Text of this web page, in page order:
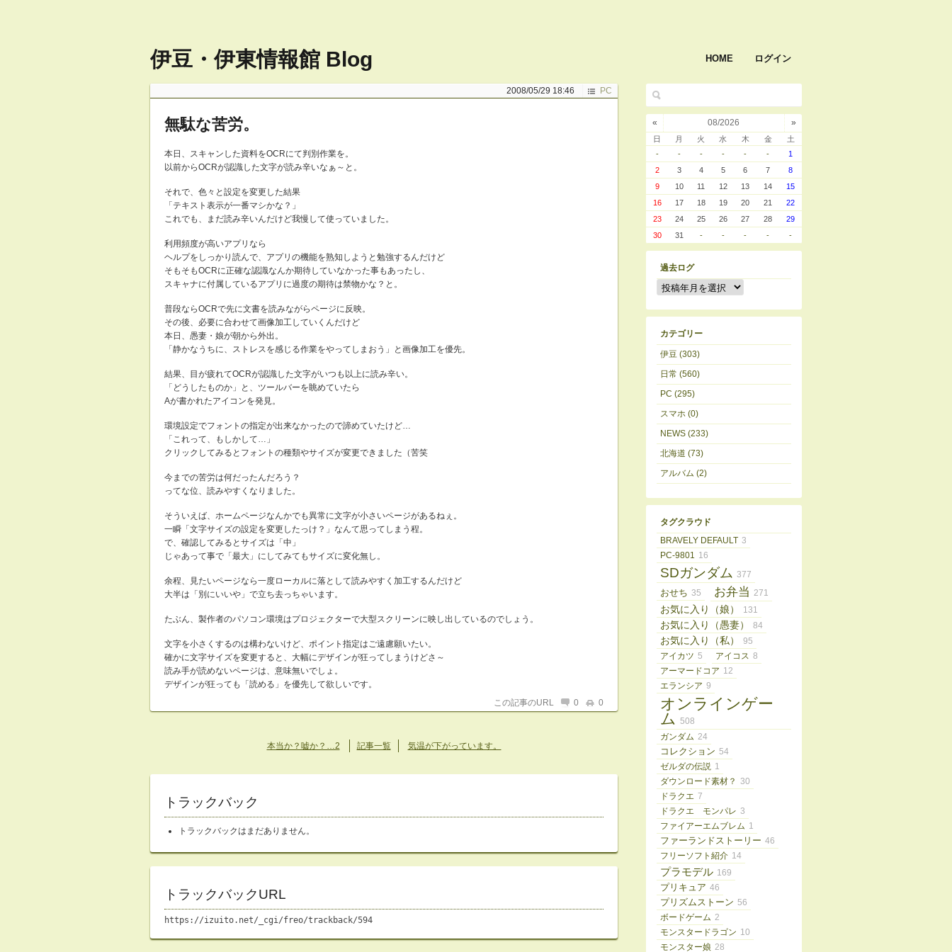
伊豆・伊東情報館 Blog HOME ログイン
2008/05/29 18:46 PC
無駄な苦労。
本日、スキャンした資料をOCRにて判別作業を。
以前からOCRが認識した文字が読み辛いなぁ～と。
それで、色々と設定を変更した結果
「テキスト表示が一番マシかな？」
これでも、まだ読み辛いんだけど我慢して使っていました。
利用頻度が高いアプリなら
ヘルプをしっかり読んで、アプリの機能を熟知しようと勉強するんだけど
そもそもOCRに正確な認識なんか期待していなかった事もあったし、
スキャナに付属しているアプリに過度の期待は禁物かな？と。
普段ならOCRで先に文書を読みながらページに反映。
その後、必要に合わせて画像加工していくんだけど
本日、愚妻・娘が朝から外出。
「静かなうちに、ストレスを感じる作業をやってしまおう」と画像加工を優先。
結果、目が疲れてOCRが認識した文字がいつも以上に読み辛い。
「どうしたものか」と、ツールバーを眺めていたら
Aが書かれたアイコンを発見。
環境設定でフォントの指定が出来なかったので諦めていたけど…
「これって、もしかして…」
クリックしてみるとフォントの種類やサイズが変更できました（苦笑
今までの苦労は何だったんだろう？
ってな位、読みやすくなりました。
そういえば、ホームページなんかでも異常に文字が小さいページがあるねぇ。
一瞬「文字サイズの設定を変更したっけ？」なんて思ってしまう程。
で、確認してみるとサイズは「中」
じゃあって事で「最大」にしてみてもサイズに変化無し。
余程、見たいページなら一度ローカルに落として読みやすく加工するんだけど
大半は「別にいいや」で立ち去っちゃいます。
たぶん、製作者のパソコン環境はプロジェクターで大型スクリーンに映し出しているのでしょう。
文字を小さくするのは構わないけど、ポイント指定はご遠慮願いたい。
確かに文字サイズを変更すると、大幅にデザインが狂ってしまうけどさ～
読み手が読めないページは、意味無いでしょ。
デザインが狂っても「読める」を優先して欲しいです。
この記事のURL
0 0
本当か？嘘か？…2 記事一覧 気温が下がっています。
トラックバック
トラックバックはまだありません。
トラックバックURL
https://izuito.net/_cgi/freo/trackback/594
« 08/2026 »
日 月 火 水 木 金
土
-
- - - - -
1
2
3 4 5 6 7
8
9
10 11 12 13 14
15
16
17 18 19 20 21
22
23
24 25 26 27 28
29
30
31 - - - - -
過去ログ
カテゴリー
伊豆 (303)
日常 (560)
PC (295)
スマホ (0)
NEWS (233)
北海道 (73)
アルバム (2)
タグクラウド
BRAVELY DEFAULT 3
PC-9801 16
SDガンダム 377
おせち 35 お弁当 271
お気に入り（娘） 131
お気に入り（愚妻） 84
お気に入り（私）
95
アイカツ 5 アイコス 8
アーマードコア 12
エランシア 9
オンラインゲー
ム 508
ガンダム 24
コレクション 54
ゼルダの伝説 1
ダウンロード素材？ 30
ドラクエ 7
ドラクエ モンパレ 3
ファイアーエムブレム 1
ファーランドストーリー 46
フリーソフト紹介 14
プラモデル 169
プリキュア 46
プリズムストーン 56
ボードゲーム 2
モンスタードラゴン 10
モンスター娘 28